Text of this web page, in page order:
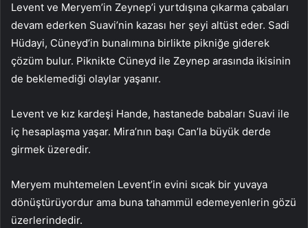
Levent ve Meryem’in Zeynep’i yurtdışına çıkarma çabaları
devam ederken Suavi’nin kazası her şeyi altüst eder. Sadi
Hüdayi, Cüneyd’in bunalımına birlikte pikniğe giderek
çözüm bulur. Piknikte Cüneyd ile Zeynep arasında ikisinin
de beklemediği olaylar yaşanır.
Levent ve kız kardeşi Hande, hastanede babaları Suavi ile
iç hesaplaşma yaşar. Mira’nın başı Can’la büyük derde
girmek üzeredir.
Meryem muhtemelen Levent’in evini sıcak bir yuvaya
dönüştürüyordur ama buna tahammül edemeyenlerin gözü
üzerlerindedir.